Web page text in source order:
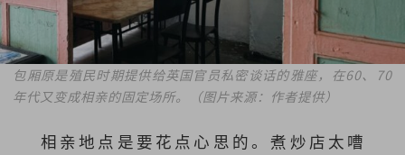
包厢原是殖民时期提供给英国官员私密谈话的雅座，在60、70
年代又变成相亲的固定场所。（图片来源：作者提供）
相亲地点是要花点心思的。煮炒店太嘈